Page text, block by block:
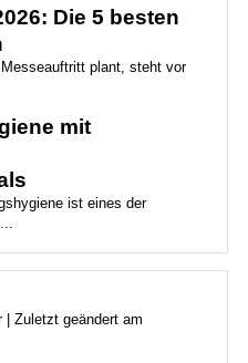
Die 5 besten
plant, steht vor
mit
ist eines der
| Zuletzt geändert am